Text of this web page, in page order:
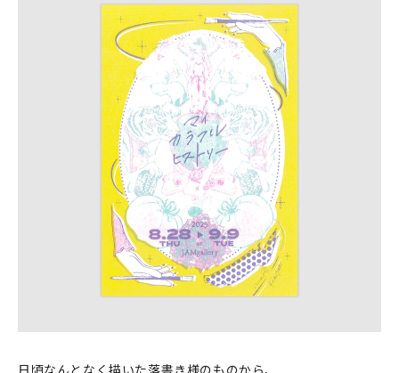
シルクスクリーン
はんこ
日頃なんとなく描いた落書き様のものから、